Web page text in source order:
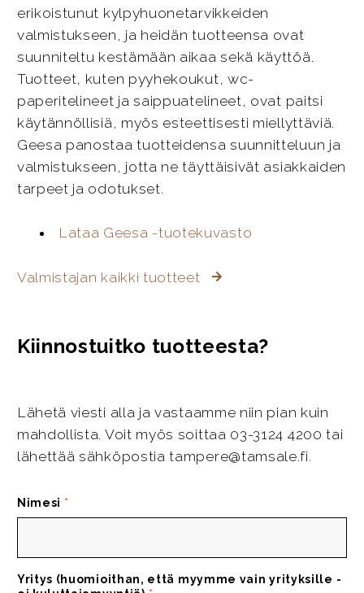
erikoistunut kylpyhuonetarvikkeiden
valmistukseen, ja heidän tuotteensa ovat
suunniteltu kestämään aikaa sekä käyttöä.
Tuotteet, kuten pyyhekoukut, wc-
paperitelineet ja saippuatelineet, ovat paitsi
käytännöllisiä, myös esteettisesti miellyttäviä.
Geesa panostaa tuotteidensa suunnitteluun ja
valmistukseen, jotta ne täyttäisivät asiakkaiden
tarpeet ja odotukset.
Lataa Geesa -tuotekuvasto
Valmistajan kaikki tuotteet
Kiinnostuitko tuotteesta?
Lähetä viesti alla ja vastaamme niin pian kuin
mahdollista. Voit myös soittaa 03-3124 4200 tai
lähettää sähköpostia tampere@tamsale.fi.
Nimesi *
Yritys (huomioithan, että myymme vain yrityksille -